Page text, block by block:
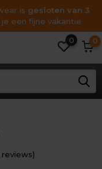
is gesloten van 3
een fijne vakantie
0 0